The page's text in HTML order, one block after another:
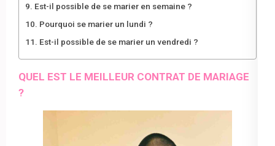
Est-il possible de se marier en semaine ?
Pourquoi se marier un lundi ?
Est-il possible de se marier un vendredi ?
QUEL EST LE MEILLEUR CONTRAT DE MARIAGE
?